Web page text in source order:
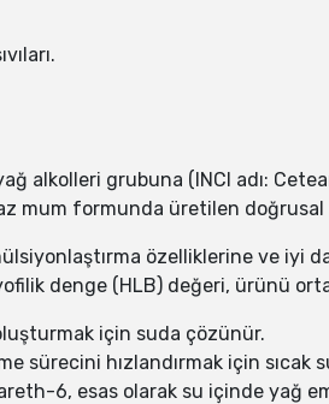
alkolleri grubuna (INCI adı:
mum formunda üretilen doğrusal
özelliklerine ve iyi
denge (HLB) değeri, ürünü
için suda çözünür.
sürecini hızlandırmak için sıcak
6, esas olarak su içinde yağ